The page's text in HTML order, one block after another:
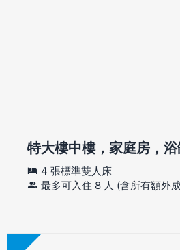
特大樓中樓，家庭房，
4 張標準雙人床
最多可入住 8 人 (含所有額外